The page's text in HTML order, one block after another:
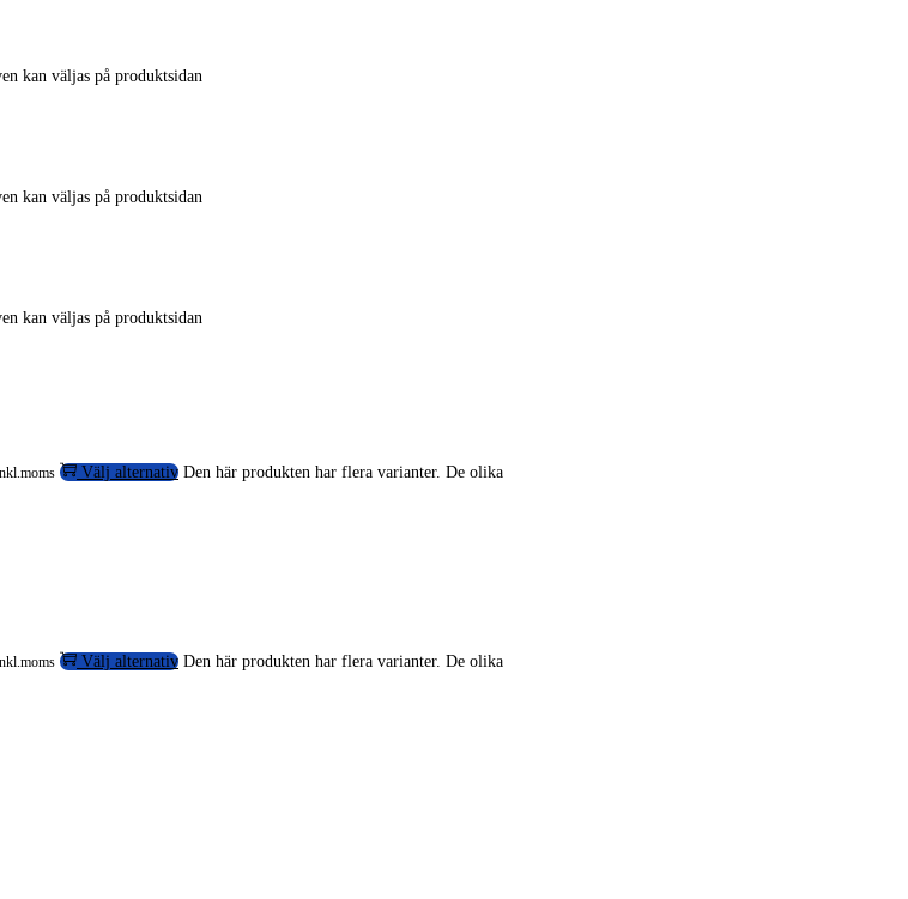
kan väljas på produktsidan
kan väljas på produktsidan
kan väljas på produktsidan
Välj alternativ Den här produkten har flera varianter. De olika
Välj alternativ Den här produkten har flera varianter. De olika